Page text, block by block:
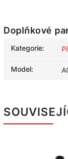
Doplňkové
Kategorie:
Model: